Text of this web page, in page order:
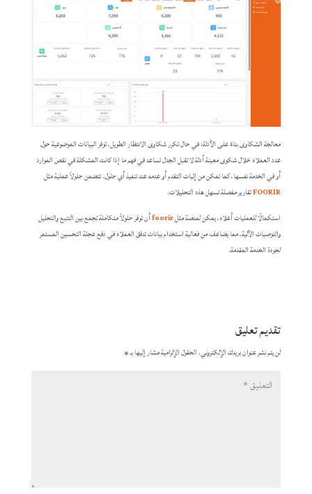
معالجة الشكاوى بناءً على الأدلة: في حال تكرر شكاوى الانتظار الطويل، توفر البيانات الموضوعية حول
عدد العملاء خلال شكوى معينة أدلة لا تقبل الجدل تساعد في فهم ما إذا كانت المشكلة في نقص الموارد
أو في الخدمة نفسها، كما تمكن من إثبات التقدم أو عدمه عند تنفيذ أي حلول. تتضمن حلولاً عملية مثل
FOORIRتقارير مفصلة تسهل هذه التحليلات.
استكمالًا للعمليات أعلاه، يمكن لمنصة مثلfoorirأن توفر حلولاً متكاملة تجمع بين التتبع والتحليل
والتوصيات الآلية، مما يضاعف من فعالية استخدام بيانات تدفق العملاء في دفع عجلة التحسين المستمر
لجودة الخدمة المقدمة.
تقديم تعليق
لن يتم نشر عنوان بريدك الإلكتروني. الحقول الإلزامية مشار إليها بـ*